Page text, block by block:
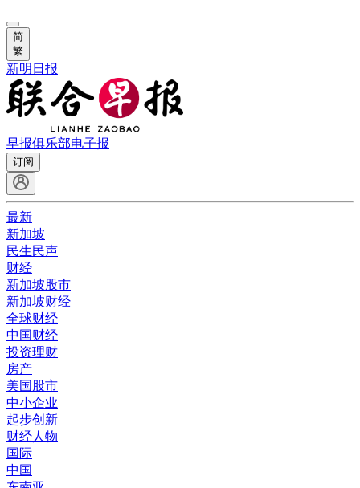
简
繁
新明日报
早报俱乐部电子报
订阅
最新
新加坡
民生民声
财经
新加坡股市
新加坡财经
全球财经
中国财经
投资理财
房产
美国股市
中小企业
起步创新
财经人物
国际
中国